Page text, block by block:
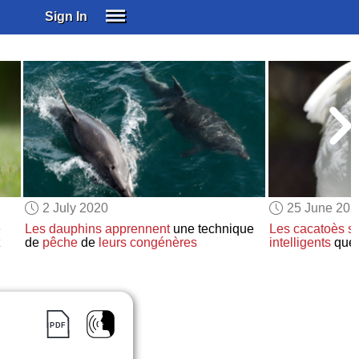
Sign In
SUBSCRIBE
EDUCATIONAL LICENSES
GIFT CARDS
OTHER LANGUAGES
ABOUT US
ALEXA
ADJUST COLORS
2 July 2020
Les dauphins apprennentune technique
de pêchede leurs congénères
25 June
Les cacatoès
intelligents